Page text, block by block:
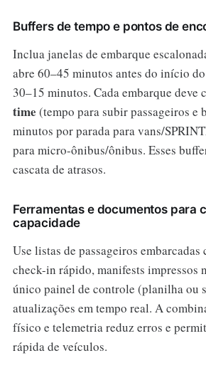
Buffers de tempo e pontos de
Inclua janelas de embarque
abre 60–45 minutos antes do início
30–15 minutos. Cada embarque deve
time (tempo para subir passageiros e
minutos por parada para vans/
para micro-ônibus/ônibus. Esses
cascata de atrasos.
Ferramentas e documentos para
capacidade
Use listas de passageiros embarcadas
check-in rápido, manifests impressos
único painel de controle (planilha ou
atualizações em tempo real. A
físico e telemetria reduz erros e
rápida de veículos.